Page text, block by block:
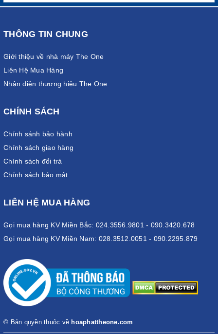
THÔNG TIN CHUNG
Giới thiệu về nhà máy The One
Liên Hệ Mua Hàng
Nhận diện thương hiệu The One
CHÍNH SÁCH
Chính sánh bảo hành
Chính sách giao hàng
Chính sách đổi trả
Chính sách bảo mật
LIÊN HỆ MUA HÀNG
Gọi mua hàng KV Miền Bắc: 024.3556.9801 - 090.3420.678
Gọi mua hàng KV Miền Nam: 028.3512.0051 - 090.2295.879
© Bản quyền thuộc về hoaphattheone.com